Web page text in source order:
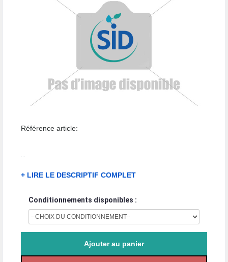
Référence article:
+ LIRE LE DESCRIPTIF COMPLET
Conditionnements disponibles :